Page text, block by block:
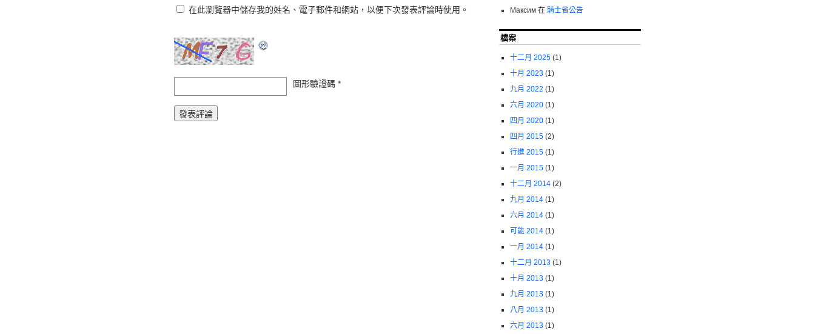
在此瀏覽器中儲存我的姓名、電子郵件和網站，以便下次發表評論時使用。
圖形驗證碼 *
Максим在 騎士省公告
檔案
十二月 2025(1)
十月 2023(1)
九月 2022 (1)
六月 2020(1)
四月 2020(1)
四月 2015(2)
行進 2015(1)
一月 2015(1)
十二月 2014(2)
九月 2014(1)
六月 2014(1)
可能 2014(1)
一月 2014(1)
十二月 2013(1)
十月 2013(1)
九月 2013(1)
八月 2013(1)
六月 2013(1)